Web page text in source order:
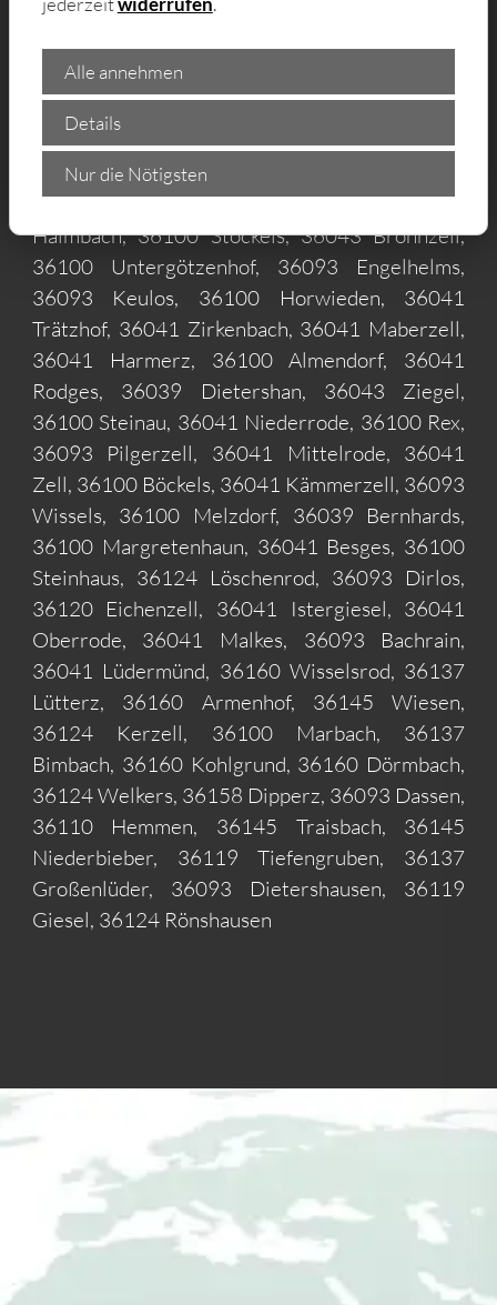
Innenstadt, 36041 Westend, 36043 Kohlhaus,
36037 Unterstadt, 36037 Ziehers-Nord, 36041
Neuenberg, 36039 Horas, 36094 Petersberg,
36039 Niesig, 36039 Lehnerz, 36039
Aschenberg, 36041 Sickels, 36090 Künzell,
36043 Edelzell, 36100 Götzenhof, 36041
Gläserzell, 36041 Johannesberg, 36041
Haimbach, 36100 Stöckels, 36043 Bronnzell,
36100 Untergötzenhof, 36093 Engelhelms,
36093 Keulos, 36100 Horwieden, 36041
Trätzhof, 36041 Zirkenbach, 36041 Maberzell,
36041 Harmerz, 36100 Almendorf, 36041
Rodges, 36039 Dietershan, 36043 Ziegel,
36100 Steinau, 36041 Niederrode, 36100 Rex,
36093 Pilgerzell, 36041 Mittelrode, 36041
Zell, 36100 Böckels, 36041 Kämmerzell, 36093
Wissels, 36100 Melzdorf, 36039 Bernhards,
36100 Margretenhaun, 36041 Besges, 36100
Steinhaus, 36124 Löschenrod, 36093 Dirlos,
36120 Eichenzell, 36041 Istergiesel, 36041
Oberrode, 36041 Malkes, 36093 Bachrain,
36041 Lüdermünd, 36160 Wisselsrod, 36137
Lütterz, 36160 Armenhof, 36145 Wiesen,
36124 Kerzell, 36100 Marbach, 36137
Bimbach, 36160 Kohlgrund, 36160 Dörmbach,
36124 Welkers, 36158 Dipperz, 36093 Dassen,
36110 Hemmen, 36145 Traisbach, 36145
Niederbieber, 36119 Tiefengruben, 36137
Großenlüder, 36093 Dietershausen, 36119
Giesel, 36124 Rönshausen
Alle annehmen
Details
Nur die Nötigsten